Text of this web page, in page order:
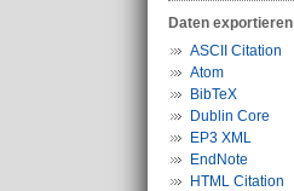
Daten exportieren
ASCII Citation
Atom
BibTeX
Dublin Core
EP3 XML
EndNote
HTML Citation